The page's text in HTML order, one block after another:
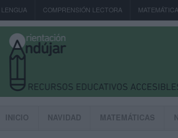
LENGUA COMPRENSIÓN LECTORA
INICIO NAVIDAD MATEMÁTICAS